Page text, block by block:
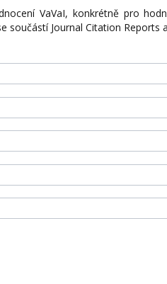
VaVaI, konkrétně pro
součástí Journal Citation Reports